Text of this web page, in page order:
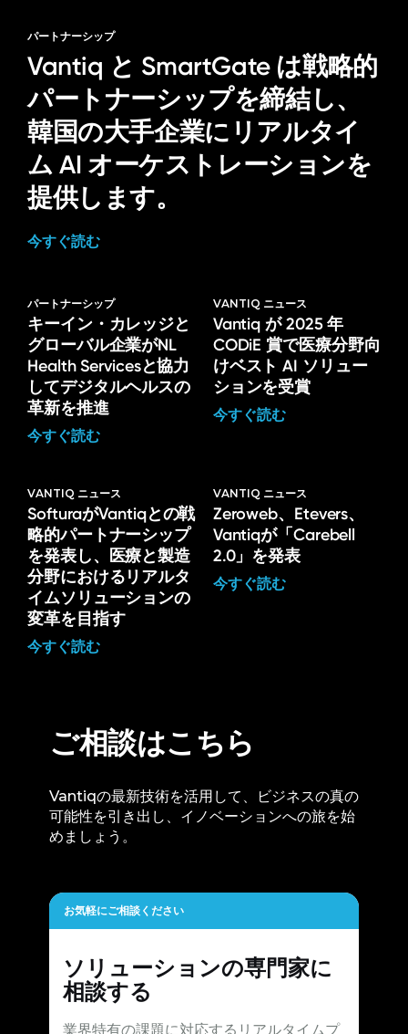
パートナーシップ
Vantiq と SmartGate は戦略的
パートナーシップを締結し、
韓国の大手企業にリアルタイ
ム AI オーケストレーションを
提供します。
今すぐ読む
パートナーシップ
キーイン・カレッジと
グローバル企業がNL
Health Servicesと協力
してデジタルヘルスの
革新を推進
今すぐ読む
VANTIQ ニュース
Vantiq が 2025 年
CODiE 賞で医療分野向
けベスト AI ソリュー
ションを受賞
今すぐ読む
VANTIQ ニュース
SofturaがVantiqとの戦
略的パートナーシップ
を発表し、医療と製造
分野におけるリアルタ
イムソリューションの
変革を目指す
今すぐ読む
VANTIQ ニュース
Zeroweb、Etevers、
Vantiqが「Carebell
2.0」を発表
今すぐ読む
ご相談はこちら
Vantiqの最新技術を活用して、ビジネスの真の
可能性を引き出し、イノベーションへの旅を始
めましょう。
お気軽にご相談ください
ソリューションの専門家に
相談する
業界特有の課題に対応するリアルタイムプ